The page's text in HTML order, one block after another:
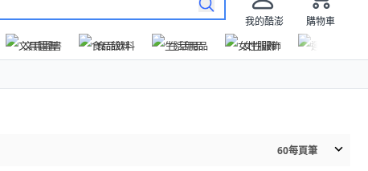
我的酷澎
購物車
文具圖書 食品飲料 生活用品 女性服飾
60每頁筆